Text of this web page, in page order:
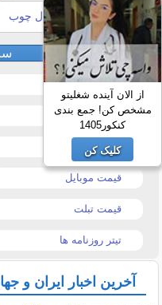
طالع بینی هندی فال چوب
قیمت خودرو
قیمت طلا و سکه
قیمت دلار
قیمت موبایل
قیمت تبلت
تیتر روزنامه ها
آخرین اخبار ایران و
از الان آینده شغلیتو
مشخص کن! جمع بندی
کنکور1405
کلیک کن